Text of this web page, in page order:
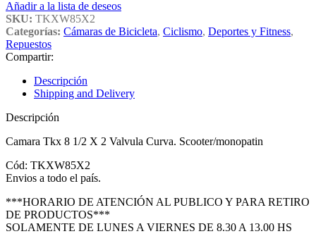
Añadir a la lista de deseos
SKU: TKXW85X2
Categorías: Cámaras de Bicicleta, Ciclismo, Deportes y Fitness,
Repuestos
Compartir:
Descripción
Shipping and Delivery
Descripción
Camara Tkx 8 1/2 X 2 Valvula Curva. Scooter/monopatin
Cód: TKXW85X2
Envios a todo el país.
***HORARIO DE ATENCIÓN AL PUBLICO Y PARA RETIRO
DE PRODUCTOS***
SOLAMENTE DE LUNES A VIERNES DE 8.30 A 13.00 HS